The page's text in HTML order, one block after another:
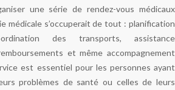
une série de rendez-vous médicaux
médicale s’occuperait de tout : planification
des transports, assistance
et même accompagnement
est essentiel pour les personnes ayant
problèmes de santé ou celles de leurs